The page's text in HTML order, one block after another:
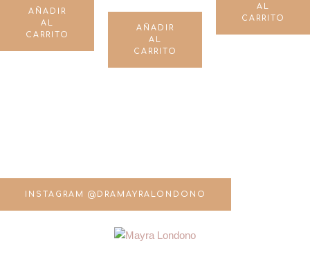
AÑADIR
AL
CARRITO
AÑADIR
AL
CARRITO
AL
CARRITO
INSTAGRAM @DRAMAYRALONDONO